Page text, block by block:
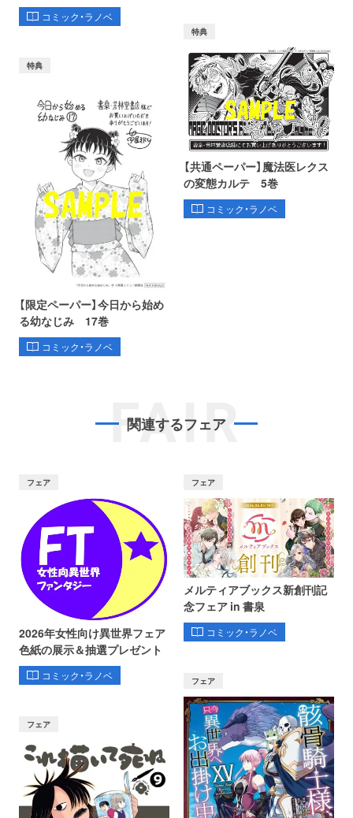
コミック・ラノベ
特典
【限定ペーパー】今日から始め
る幼なじみ 17巻
コミック・ラノベ
特典
【共通ペーパー】魔法医レクス
の変態カルテ 5巻
コミック・ラノベ
FAIR
関連するフェア
フェア
2026年女性向け異世界フェア
色紙の展示＆抽選プレゼント
コミック・ラノベ
フェア
メルティアブックス新創刊記
念フェア in 書泉
コミック・ラノベ
フェア
フェア